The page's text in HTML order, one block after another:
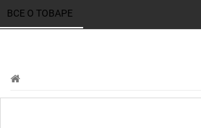
ВСЕ О ТОВАРЕ